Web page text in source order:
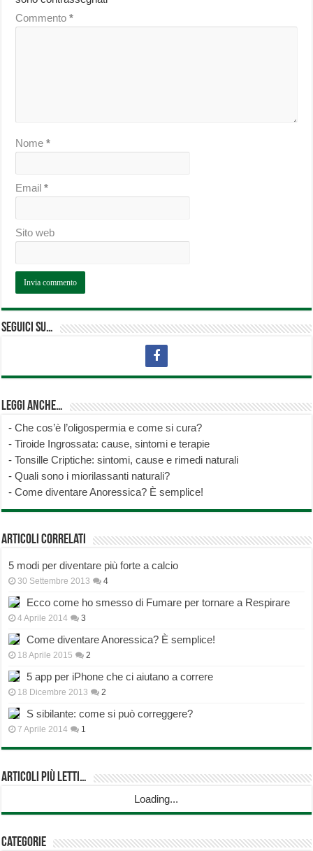
Commento*
Nome*
Email*
Sito web
Seguici su…
Leggi anche…
-Che cos’è l’oligospermia e come si cura?
-Tiroide Ingrossata: cause, sintomi e terapie
-Tonsille Criptiche: sintomi, cause e rimedi naturali
-Quali sono i miorilassanti naturali?
-Come diventare Anoressica? È semplice!
Articoli correlati
5 modi per diventare più forte a calcio
30 Settembre 2013 4
Ecco come ho smesso di Fumare per tornare a Respirare
4 Aprile 2014 3
Come diventare Anoressica? È semplice!
18 Aprile 2015 2
5 app per iPhone che ci aiutano a correre
18 Dicembre 2013 2
S sibilante: come si può correggere?
7 Aprile 2014 1
Articoli più Letti…
Loading...
Categorie